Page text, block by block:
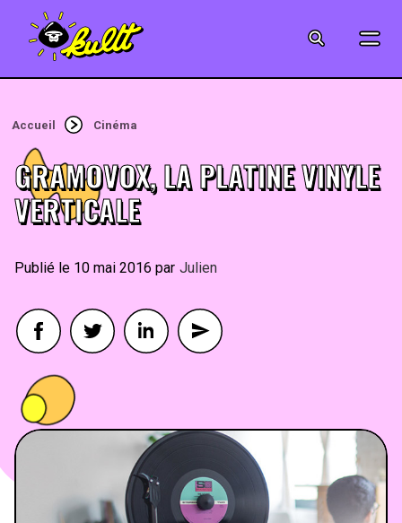
MUSIQUE
JEUX-VIDÉO
PEOPLE
FOOD
Accueil Cinéma
GRAMOVOX, LA PLATINE VINYLE
VERTICALE
10 mai 2016 By Julien